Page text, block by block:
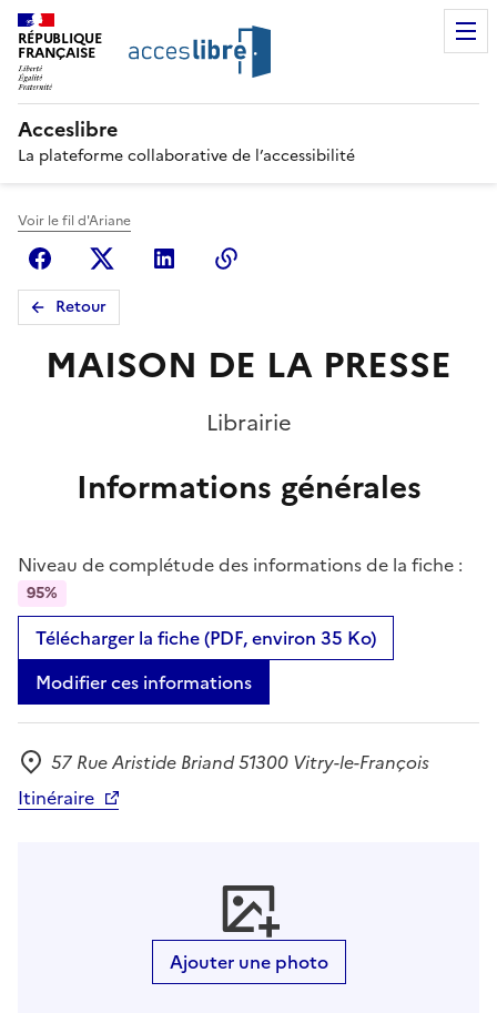
RÉPUBLIQUE
FRANÇAISE
Acceslibre
La plateforme collaborative de l’accessibilité
Voir le fil d'Ariane
FacebookX (anciennement Twitter)
Linkedin
Retour
MAISON DE LA PRESSE
Librairie
Informations générales
Niveau de complétude des informations de la fiche :
95%
Télécharger la fiche (PDF, environ 35 Ko)
Modifier ces informations
Adresse
57 Rue Aristide Briand 51300 Vitry-le-François
Itinéraire
Ajouter une photo